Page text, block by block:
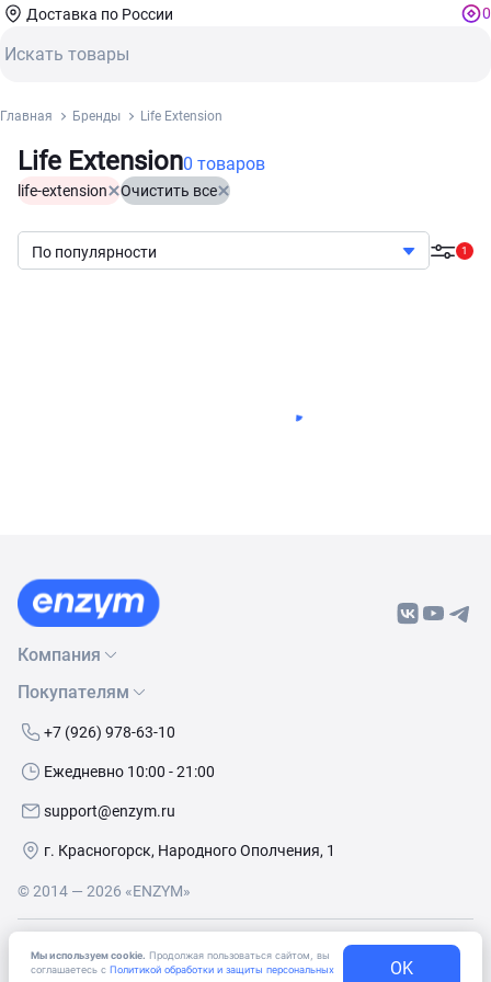
Мы используем cookie. Продолжая пользоваться сайтом, вы
соглашаетесь с Политикой обработки и защиты персональных
OK
Доставка по России 0
Главная Бренды Life Extension
Life Extension0 товаров
life-extension Очистить все
По популярности 1
Компания
О нас
Бренды
Покупателям
Как сделать заказ
Условия доставки
+7 (926) 978-63-10
Ежедневно 10:00 - 21:00
support@enzym.ru
г. Красногорск, Народного Ополчения, 1
© 2014 — 2026 «ENZYM»
на получение рекламно-информационных
материалов